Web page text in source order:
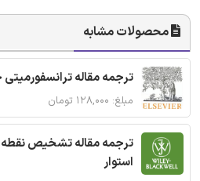
محصولات مشابه
ترجمه مقاله
مبلغ: ۱۲۸,۰۰۰ تومان
ترجمه مقاله تشخیص نقطه
استوار